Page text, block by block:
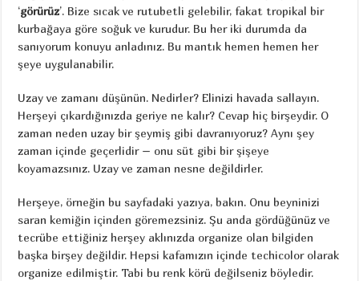
‘görürüz’. Bize sıcak ve rutubetli gelebilir, fakat tropikal bir
kurbağaya göre soğuk ve kurudur. Bu her iki durumda da
sanıyorum konuyu anladınız. Bu mantık hemen hemen her
şeye uygulanabilir.
Uzay ve zamanı düşünün. Nedirler? Elinizi havada sallayın.
Herşeyi çıkardığınızda geriye ne kalır? Cevap hiç birşeydir. O
zaman neden uzay bir şeymiş gibi davranıyoruz? Aynı şey
zaman içinde geçerlidir – onu süt gibi bir şişeye
koyamazsınız. Uzay ve zaman nesne değildirler.
Herşeye, örneğin bu sayfadaki yazıya, bakın. Onu beyninizi
saran kemiğin içinden göremezsiniz. Şu anda gördüğünüz ve
tecrübe ettiğiniz herşey aklınızda organize olan bilgiden
başka birşey değildir. Hepsi kafamızın içinde techicolor olarak
organize edilmiştir. Tabi bu renk körü değilseniz böyledir.